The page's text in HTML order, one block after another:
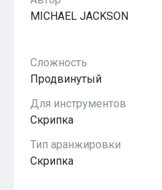
Популярное
Бесплатные
MICHAEL JACKSON
Сложность
Продвинутый
Для инструментов
Скрипка
Тип аранжировки
Скрипка